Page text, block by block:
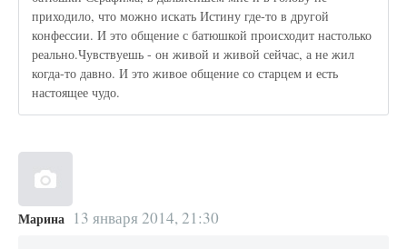
приходило, что можно искать Истину где-то в другой
конфессии. И это общение с батюшкой происходит настолько
реально.Чувствуешь - он живой и живой сейчас, а не жил
когда-то давно. И это живое общение со старцем и есть
настоящее чудо.
Марина 13 января 2014, 21:30